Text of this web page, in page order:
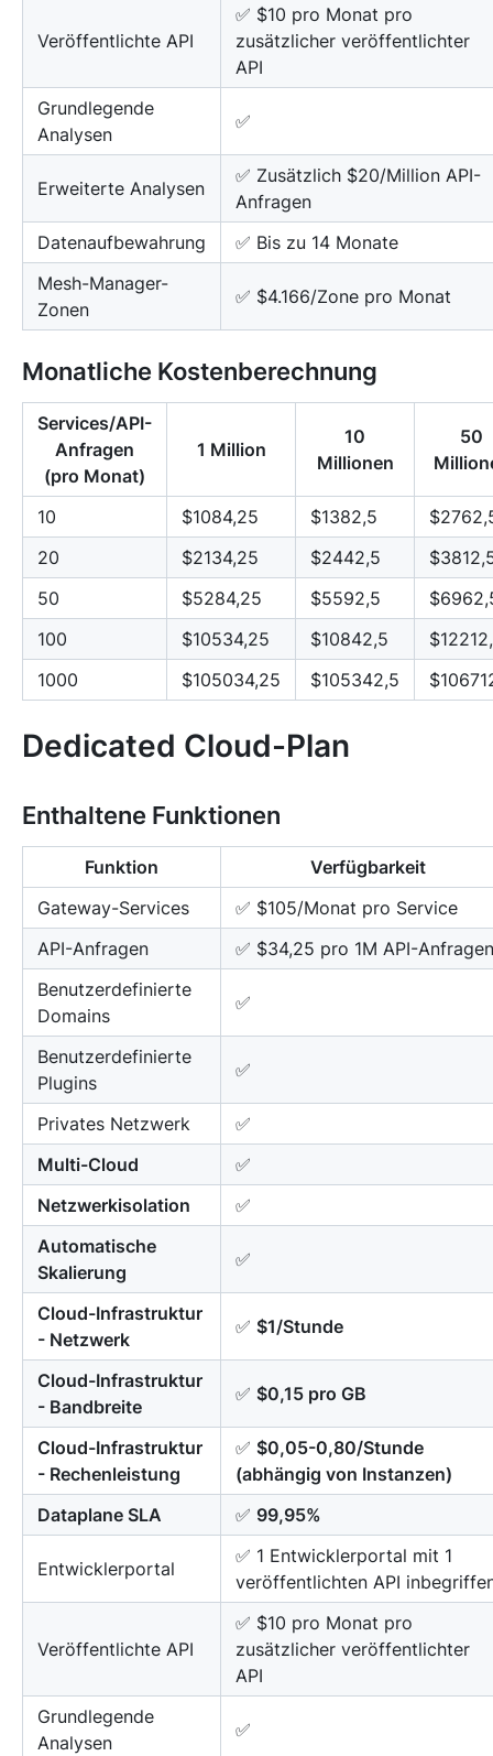
Veröffentlichte API
✅ $10 pro Monat pro
zusätzlicher veröffentlichter
API
Grundlegende
Analysen
✅
Erweiterte Analysen
✅ Zusätzlich $20/Million API-
Anfragen
Datenaufbewahrung
✅ Bis zu 14 Monate
Mesh-Manager-
Zonen
✅ $4.166/Zone pro Monat
Monatliche Kostenberechnung
Services/API-
Anfragen
(pro Monat)
1 Million
10
Millionen
50
10 $1084,25 $1382,5
20
$2134,25 $2442,5
50
$5284,25 $5592,5
100
$10534,25 $10842,5
1000
$105034,25 $105342,5
Dedicated Cloud-Plan
Enthaltene Funktionen
Funktion
Verfügbarkeit
Gateway-Services
✅ $105/Monat pro Service
API-Anfragen
✅ $34,25 pro 1M API-Anfragen
Benutzerdefinierte
Domains
✅
Benutzerdefinierte
Plugins
✅
Privates Netzwerk
✅
Multi-Cloud
✅
Netzwerkisolation
✅
Automatische
Skalierung
✅
Cloud-Infrastruktur
- Netzwerk
✅ $1/Stunde
Cloud-Infrastruktur
- Bandbreite
✅ $0,15 pro GB
Cloud-Infrastruktur
- Rechenleistung
✅ $0,05-0,80/Stunde
(abhängig von Instanzen)
Dataplane SLA
✅ 99,95%
Entwicklerportal
✅ 1 Entwicklerportal mit 1
veröffentlichten API
Veröffentlichte API
✅ $10 pro Monat pro
zusätzlicher veröffentlichter
API
Grundlegende
Analysen
✅